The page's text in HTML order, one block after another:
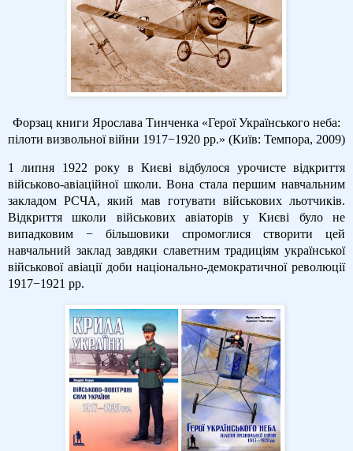
Форзац книги Ярослава Тинченка «Герої Українського неба:
пілоти визвольної війни 1917−1920 рр.» (Київ: Темпора, 2009)
1 липня 1922 року в Києві відбулося урочисте відкриття
військово-авіаційної школи. Вона стала першим навчальним
закладом РСЧА, який мав готувати військових льотчиків.
Відкриття школи військових авіаторів у Києві було не
випадковим − більшовики спромоглися створити цей
навчальний заклад завдяки славетним традиціям української
військової авіації доби національно-демократичної революції
1917−1921 рр.